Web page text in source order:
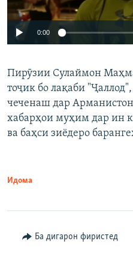
Auto 240p
720p
0:00
Пирӯзии Сулаймон
тоҷик бо лақаби
чеченаш дар
хабарҳои муҳим дар ин
ва баҳси зиёдеро
Идома
Ба дигарон фиристед